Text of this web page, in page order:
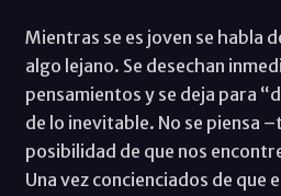
Mientras se es joven se habla
algo lejano. Se desechan
pensamientos y se deja para
de lo inevitable. No se piensa
posibilidad de que nos
Una vez concienciados de que